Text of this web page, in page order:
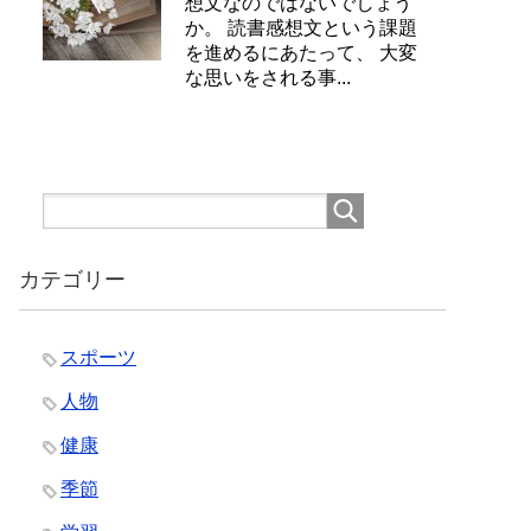
か。 読書感想文という課題
を進めるにあたって、 大変
な思いをされる事...
カテゴリー
スポーツ
人物
健康
季節